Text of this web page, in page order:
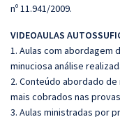
nº 11.941/2009.
VIDEOAULAS
1. Aulas com
minuciosa análise
2. Conteúdo abordado
mais cobrados nas
3. Aulas ministradas por